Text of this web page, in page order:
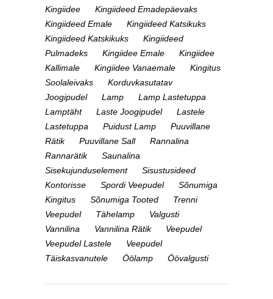
Kingiidee
Kingiideed Emadepäevaks
Kingiideed Emale
Kingiideed Katsikuks
Kingiideed Katskikuks
Kingiideed
Pulmadeks
Kingiidee Emale
Kingiidee
Kallimale
Kingiidee Vanaemale
Kingitus
Soolaleivaks
Korduvkasutatav
Joogipudel
Lamp
Lamp Lastetuppa
Lamptäht
Laste Joogipudel
Lastele
Lastetuppa
Puidust Lamp
Puuvillane
Rätik
Puuvillane Sall
Rannalina
Rannarätik
Saunalina
Sisekujunduselement
Sisustusideed
Kontorisse
Spordi Veepudel
Sõnumiga
Kingitus
Sõnumiga Tooted
Trenni
Veepudel
Tähelamp
Valgusti
Vannilina
Vannilina Rätik
Veepudel
Veepudel Lastele
Veepudel
Täiskasvanutele
Öölamp Öövalgusti